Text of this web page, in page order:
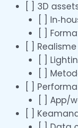
[ ] 3D
[ ]
[ ]
[ ]
[ ]
[ ]
[ ]
[ ] App/
[ ]